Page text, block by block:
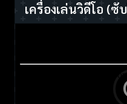
เครื่องเล่นวิดีโอ (ซั